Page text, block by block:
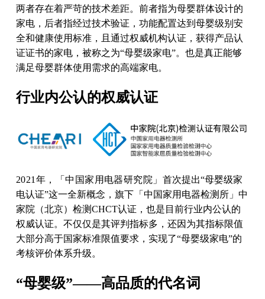
两者存在着严苛的技术差距。前者指为母婴群体设计的
家电，后者指经过技术验证，功能配置达到母婴级别安
全和健康使用标准，且通过权威机构认证，获得产品认
证证书的家电，被称之为“母婴级家电”。也是真正能够
满足母婴群体使用需求的高端家电。
行业内公认的权威认证
2021年，「中国家用电器研究院」 首次提出“母婴级家
电认证”这一全新概念， 旗下 「中国家用电器检测所」中
家院（北京）检测CHCT认证，也是目前行业内公认的
权威认证。 不仅仅是其评判指标多，还因为其指标限值
大部分高于国家标准限值要求， 实现了“母婴级家电”的
考核评价体系升级。
“母婴级”——高品质的代名词